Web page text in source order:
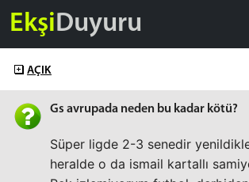
EkşiDuyuru
AÇIK
Gs avrupada neden bu kadar kötü?
Süper ligde 2-3 senedir
heralde o da ismail kartallı